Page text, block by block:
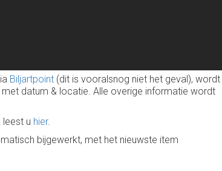
Biljartpoint (dit is vooralsnog niet het geval), wordt
datum & locatie. Alle overige informatie wordt
leest u hier.
bijgewerkt, met het nieuwste item